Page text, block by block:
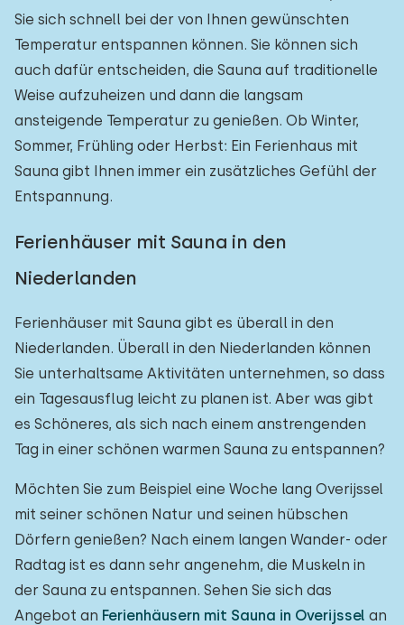
Sie sich schnell bei der von Ihnen gewünschten
Temperatur entspannen können. Sie können sich
auch dafür entscheiden, die Sauna auf traditionelle
Weise aufzuheizen und dann die langsam
ansteigende Temperatur zu genießen. Ob Winter,
Sommer, Frühling oder Herbst: Ein Ferienhaus mit
Sauna gibt Ihnen immer ein zusätzliches Gefühl der
Entspannung.
Ferienhäuser mit Sauna in den
Niederlanden
Ferienhäuser mit Sauna gibt es überall in den
Niederlanden. Überall in den Niederlanden können
Sie unterhaltsame Aktivitäten unternehmen, so dass
ein Tagesausflug leicht zu planen ist. Aber was gibt
es Schöneres, als sich nach einem anstrengenden
Tag in einer schönen warmen Sauna zu entspannen?
Möchten Sie zum Beispiel eine Woche lang Overijssel
mit seiner schönen Natur und seinen hübschen
Dörfern genießen? Nach einem langen Wander- oder
Radtag ist es dann sehr angenehm, die Muskeln in
der Sauna zu entspannen. Sehen Sie sich das
Angebot an Ferienhäusern mit Sauna in Overijssel an